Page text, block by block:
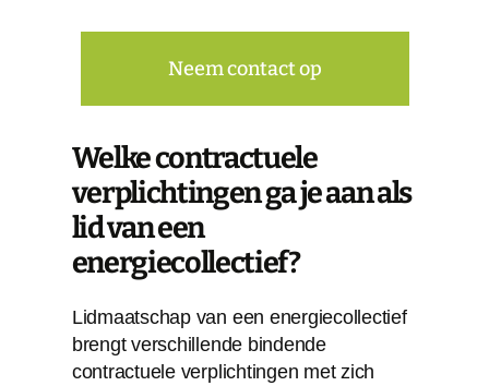
Neem contact op
Welke contractuele
verplichtingen ga je aan als
lid van een
energiecollectief?
Lidmaatschap van een energiecollectief
brengt verschillende bindende
contractuele verplichtingen met zich